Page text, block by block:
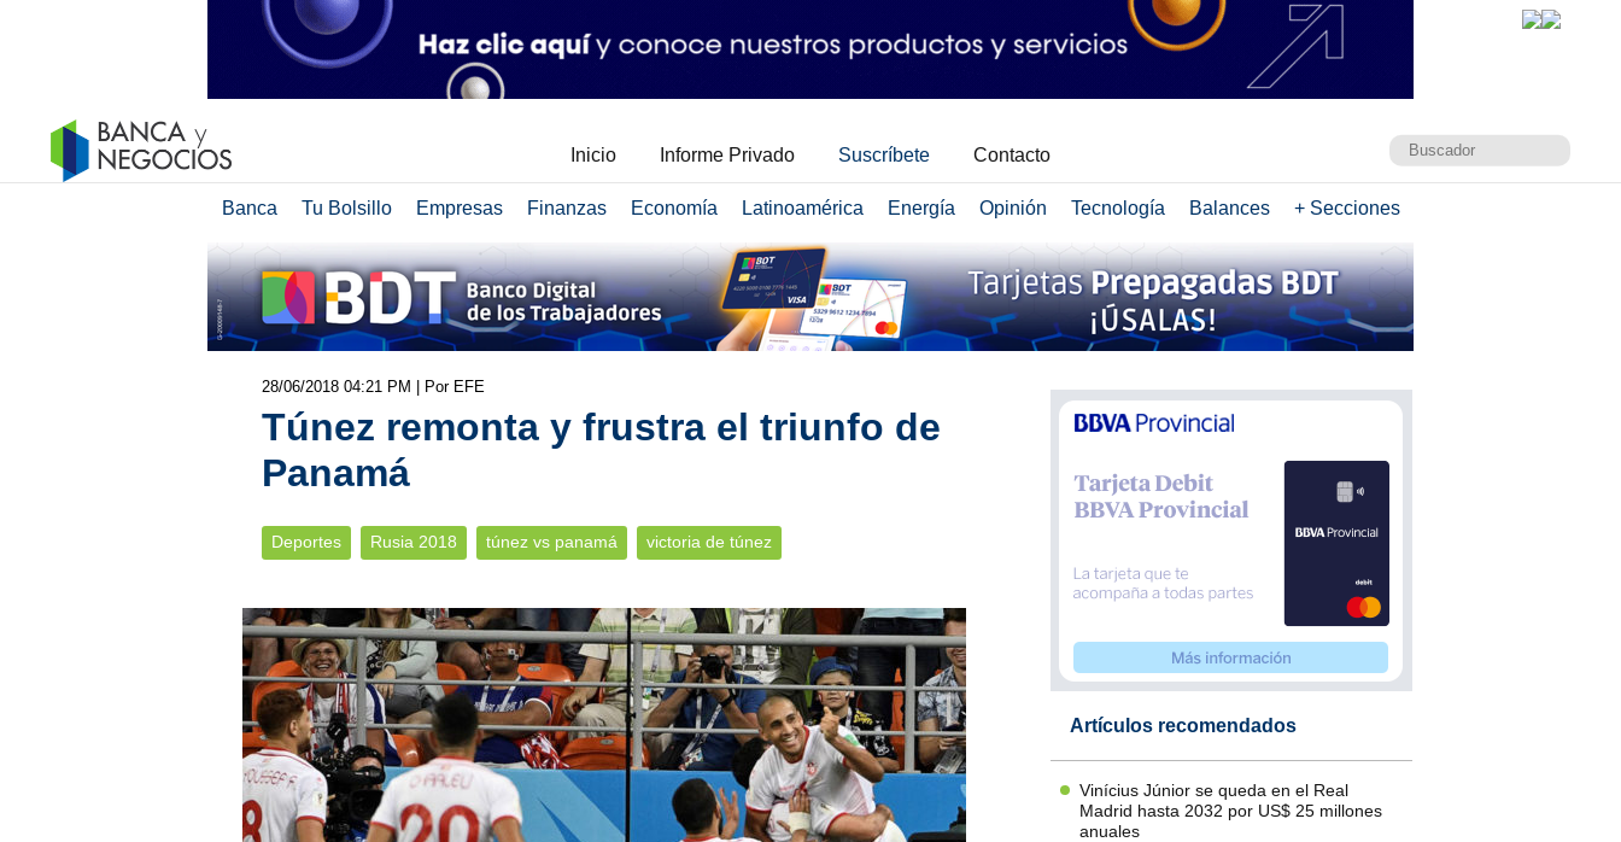
Inicio Informe Privado Suscríbete Contacto
Banca Tu Bolsillo Empresas Finanzas Economía Latinoamérica Energía Opinión Tecnología Balances + Secciones
28/06/2018 04:21 PM | Por EFE
Túnez remonta y frustra el triunfo de
Panamá
Deportes Rusia 2018 túnez vs panamá victoria de túnez
Artículos recomendados
Vinícius Júnior se queda en el Real
Madrid hasta 2032 por US$ 25 millones
anuales